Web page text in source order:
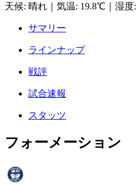
天候: 晴れ 気温: 19.8℃ 湿度:
サマリー
ラインナップ
戦評
試合速報
スタッツ
フォーメーション